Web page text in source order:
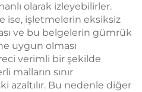
olarak izleyebilirler.
ise, işletmelerin eksiksiz
ve bu belgelerin gümrük
uygun olması
verimli bir şekilde
malların sınır
azaltılır. Bu nedenle diğer